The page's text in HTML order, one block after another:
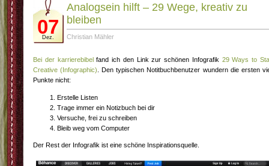
07
Dez.
Analogsein hilft – 29 Wege, kreativ zu
bleiben
Christian Mähler
Bei der karrierebibelfand ich den Link zur schönen Infografik 29 Ways to
Creative (Infographic) . Den typischen Notitbuchbenutzer wundern die ersten
Punkte nicht:
Erstelle Listen
Trage immer ein Notizbuch bei dir
Versuche, frei zu schreiben
Bleib weg vom Computer
Der Rest der Infografik ist eine schöne Inspirationsquelle.